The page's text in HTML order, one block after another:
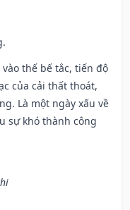
thế bế tắc, tiến độ
của cải thất thoát,
Là một ngày xấu về
sự khó thành công